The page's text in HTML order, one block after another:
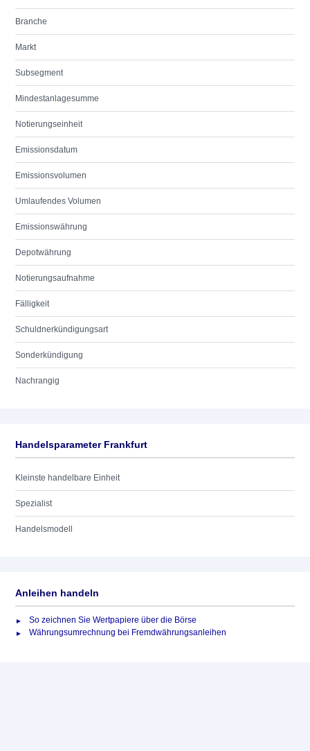
Branche
Markt
Subsegment
Mindestanlagesumme
Notierungseinheit
Emissionsdatum
Emissionsvolumen
Umlaufendes Volumen
Emissionswährung
Depotwährung
Notierungsaufnahme
Fälligkeit
Schuldnerkündigungsart
Sonderkündigung
Nachrangig
Handelsparameter Frankfurt
Kleinste handelbare Einheit
Spezialist
Handelsmodell
Anleihen handeln
So zeichnen Sie Wertpapiere über die Börse
Währungsumrechnung bei Fremdwährungsanleihen